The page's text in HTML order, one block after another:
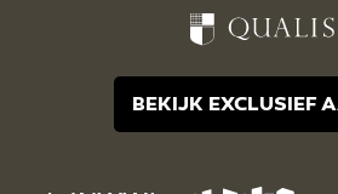
BEKIJK EXCLUSIEF